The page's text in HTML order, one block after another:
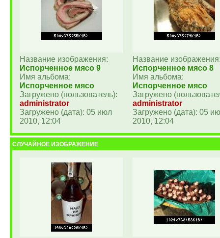
Название изображения:
Испорченное мясо 9
Имя альбома:
Испорченное мясо
Загружено (пользователь):
administrator
Загружено (дата): 05 июл
2010, 12:04
Название
Испорченное мясо 8
Имя альбома:
Испорченное мясо
Загружено
administrator
Загружено (дата): 05
2010, 12:04
СЛУЧАЙНОЕ ИЗОБРАЖЕНИЕ